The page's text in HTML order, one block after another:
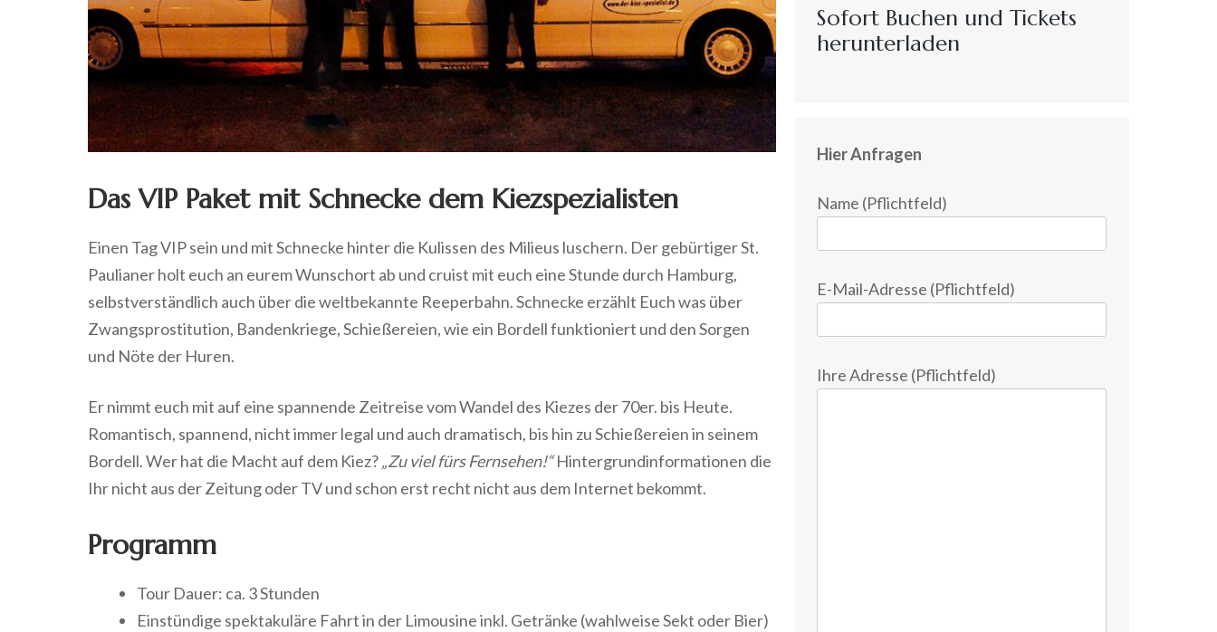
Das VIP Paket mit Schnecke dem Kiezspezialisten
Einen Tag VIP sein und mit Schnecke hinter die Kulissen des Milieus luschern. Der gebürtiger St.
Paulianer holt euch an eurem Wunschort ab und cruist mit euch eine Stunde durch Hamburg,
selbstverständlich auch über die weltbekannte Reeperbahn. Schnecke erzählt Euch was über
Zwangsprostitution, Bandenkriege, Schießereien, wie ein Bordell funktioniert und den Sorgen
und Nöte der Huren.
Er nimmt euch mit auf eine spannende Zeitreise vom Wandel des Kiezes der 70er. bis Heute.
Romantisch, spannend, nicht immer legal und auch dramatisch, bis hin zu Schießereien in seinem
Bordell. Wer hat die Macht auf dem Kiez?„Zu viel fürs Fernsehen!“Hintergrundinformationen die
Ihr nicht aus der Zeitung oder TV und schon erst recht nicht aus dem Internet bekommt.
Programm
Tour Dauer: ca. 3 Stunden
Einstündige spektakuläre Fahrt in der Limousine inkl. Getränke (wahlweise Sekt oder Bier)
Sofort Buchen und Tickets
herunterladen
Hier Anfragen
Name (Pflichtfeld)
E-Mail-Adresse (Pflichtfeld)
Ihre Adresse (Pflichtfeld)